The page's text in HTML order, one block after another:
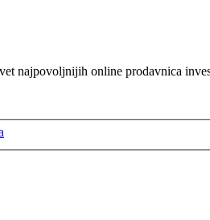
najpovoljnijih online prodavnica